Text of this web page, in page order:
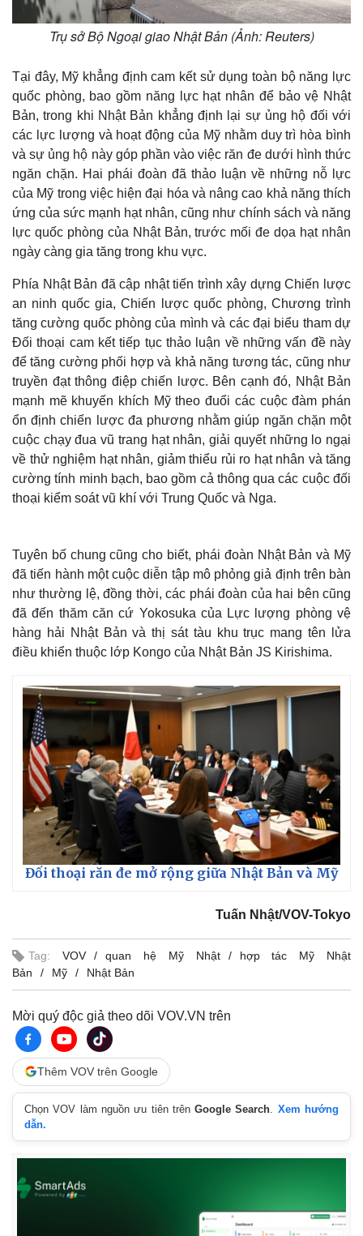
Thế giới
Quan sát
Cuộc sống đó đây
Hồ sơ
Multimedia
Video
Ảnh
E-Magazine
Trụ sở Bộ Ngoại giao Nhật Bản (Ảnh: Reuters)
Tại đây, Mỹ khẳng định cam kết sử dụng toàn bộ năng lực
quốc phòng, bao gồm năng lực hạt nhân để bảo vệ Nhật
Bản, trong khi Nhật Bản khẳng định lại sự ủng hộ đối với
các lực lượng và hoạt động của Mỹ nhằm duy trì hòa bình
và sự ủng hộ này góp phần vào việc răn đe dưới hình thức
ngăn chặn. Hai phái đoàn đã thảo luận về những nỗ lực
của Mỹ trong việc hiện đại hóa và nâng cao khả năng thích
ứng của sức mạnh hạt nhân, cũng như chính sách và năng
lực quốc phòng của Nhật Bản, trước mối đe dọa hạt nhân
ngày càng gia tăng trong khu vực.
Phía Nhật Bản đã cập nhật tiến trình xây dựng Chiến lược
an ninh quốc gia, Chiến lược quốc phòng, Chương trình
tăng cường quốc phòng của mình và các đại biểu tham dự
Đối thoại cam kết tiếp tục thảo luận về những vấn đề này
để tăng cường phối hợp và khả năng tương tác, cũng như
truyền đạt thông điệp chiến lược. Bên cạnh đó, Nhật Bản
mạnh mẽ khuyến khích Mỹ theo đuổi các cuộc đàm phán
ổn định chiến lược đa phương nhằm giúp ngăn chặn một
cuộc chạy đua vũ trang hạt nhân, giải quyết những lo ngại
về thử nghiệm hạt nhân, giảm thiểu rủi ro hạt nhân và tăng
cường tính minh bạch, bao gồm cả thông qua các cuộc đối
thoại kiểm soát vũ khí với Trung Quốc và Nga.
Tuyên bố chung cũng cho biết, phái đoàn Nhật Bản và Mỹ
đã tiến hành một cuộc diễn tập mô phỏng giả định trên bàn
như thường lệ, đồng thời, các phái đoàn của hai bên cũng
đã đến thăm căn cứ Yokosuka của Lực lượng phòng vệ
hàng hải Nhật Bản và thị sát tàu khu trục mang tên lửa
điều khiển thuộc lớp Kongo của Nhật Bản JS Kirishima.
Đối thoại răn đe mở rộng giữa Nhật Bản và Mỹ
Tuấn Nhật/VOV-Tokyo
Tag: VOV quan hệ Mỹ Nhật
hợp tác Mỹ Nhật
Bản
Mỹ Nhật Bản
Mời quý độc giả theo dõi VOV.VN trên
Thêm VOV trên Google
Chọn VOV làm nguồn ưu tiên trênGoogle Search
Xem hướng
dẫn.